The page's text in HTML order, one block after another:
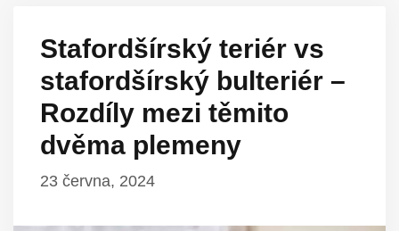
Stafordšírský teriér vs
stafordšírský bulteriér –
Rozdíly mezi těmito
dvěma plemeny
23 června, 2024